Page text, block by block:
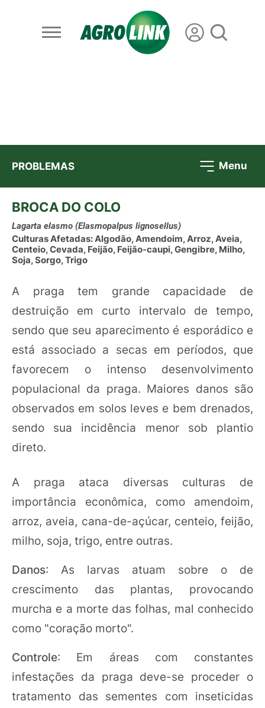
PROBLEMAS Menu
BROCA DO COLO
Lagarta elasmo (Elasmopalpus lignosellus)
Culturas Afetadas: Algodão, Amendoim, Arroz, Aveia,
Centeio, Cevada, Feijão, Feijão-caupi, Gengibre, Milho,
Soja, Sorgo, Trigo
A praga tem grande capacidade de
destruição em curto intervalo de tempo,
sendo que seu aparecimento é esporádico e
está associado a secas em períodos, que
favorecem o intenso desenvolvimento
populacional da praga. Maiores danos são
observados em solos leves e bem drenados,
sendo sua incidência menor sob plantio
direto.
A praga ataca diversas culturas de
importância econômica, como amendoim,
arroz, aveia, cana-de-açúcar, centeio, feijão,
milho, soja, trigo, entre outras.
Danos: As larvas atuam sobre o de
crescimento das plantas, provocando
murcha e a morte das folhas, mal conhecido
como "coração morto".
Controle: Em áreas com constantes
infestações da praga deve-se proceder o
tratamento das sementes com inseticidas